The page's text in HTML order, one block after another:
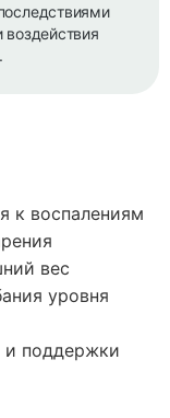
воздействия
к воспалениям
вес
уровня
и поддержки